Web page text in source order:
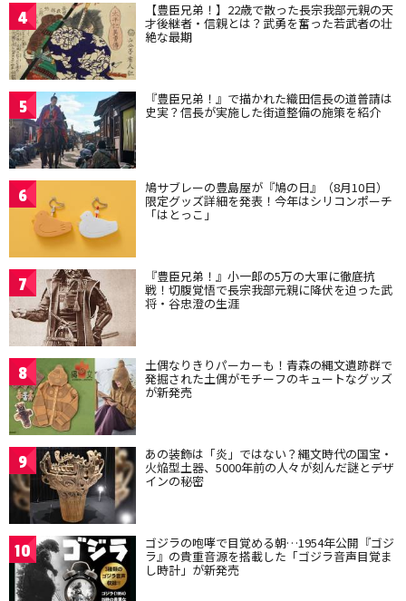
4 【豊臣兄弟！】22歳で散った長宗我部元親の天
才後継者・信親とは？武勇を奮った若武者の壮
絶な最期
5 『豊臣兄弟！』で描かれた織田信長の道普請は
史実？信長が実施した街道整備の施策を紹介
6 鳩サブレーの豊島屋が『鳩の日』（8月10日）
限定グッズ詳細を発表！今年はシリコンポーチ
「はとっこ」
7 『豊臣兄弟！』小一郎の5万の大軍に徹底抗
戦！切腹覚悟で長宗我部元親に降伏を迫った武
将・谷忠澄の生涯
8 土偶なりきりパーカーも！青森の縄文遺跡群で
発掘された土偶がモチーフのキュートなグッズ
が新発売
9 あの装飾は「炎」ではない？縄文時代の国宝・
火焔型土器、5000年前の人々が刻んだ謎とデザ
インの秘密
10 ゴジラの咆哮で目覚める朝…1954年公開『ゴジ
ラ』の貴重音源を搭載した「ゴジラ音声目覚ま
し時計」が新発売